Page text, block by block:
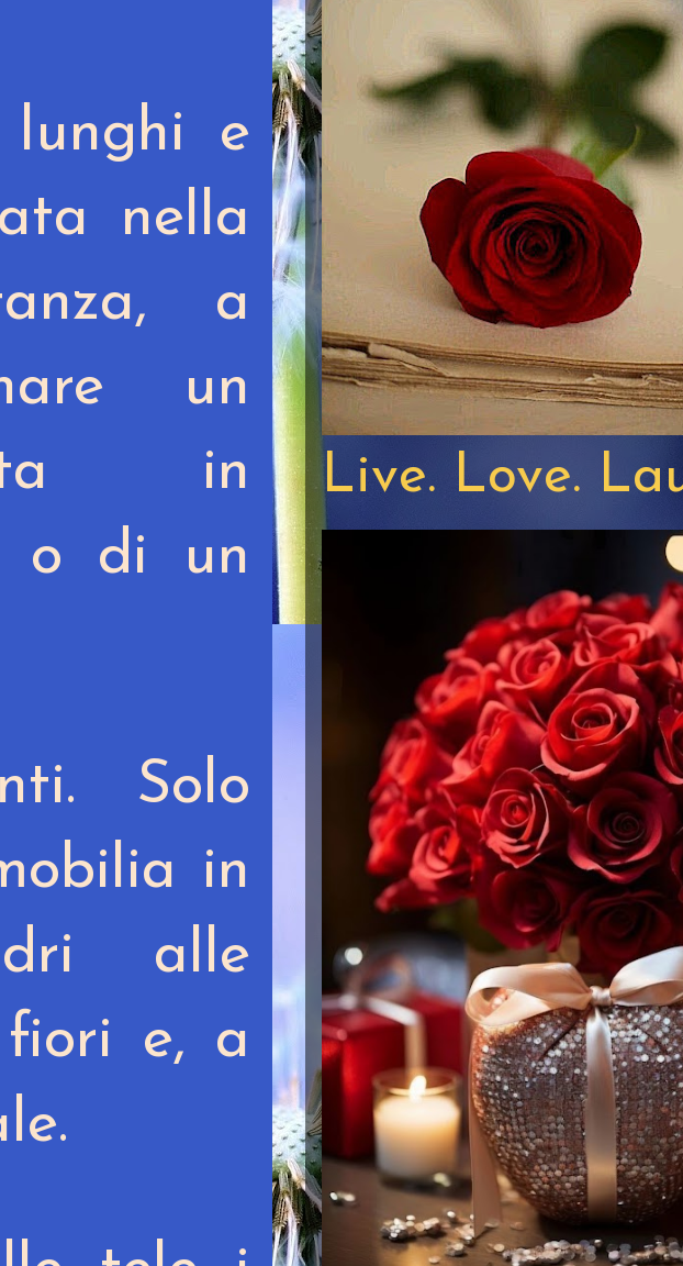
e
nella
a
un
in
o di un
Solo
in
alle
e, a
Live. Love.